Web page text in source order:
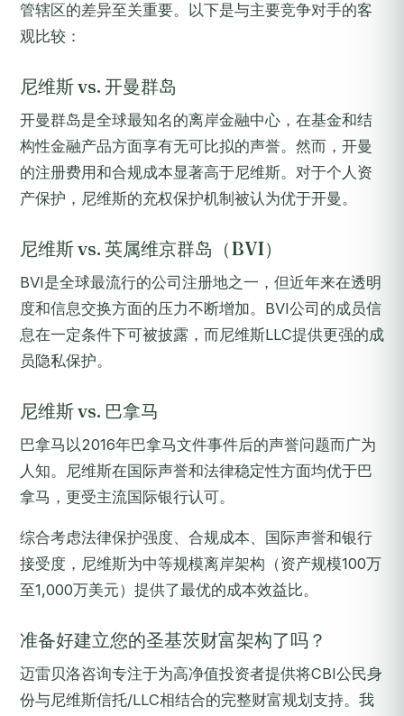
管辖区的差异至关重要。以下是与主要竞争对手的客
观比较：
尼维斯 vs. 开曼群岛
开曼群岛是全球最知名的离岸金融中心，在基金和结
构性金融产品方面享有无可比拟的声誉。然而，开曼
的注册费用和合规成本显著高于尼维斯。对于个人资
产保护，尼维斯的充权保护机制被认为优于开曼。
尼维斯 vs. 英属维京群岛（BVI）
BVI是全球最流行的公司注册地之一，但近年来在透明
度和信息交换方面的压力不断增加。BVI公司的成员信
息在一定条件下可被披露，而尼维斯LLC提供更强的成
员隐私保护。
尼维斯 vs. 巴拿马
巴拿马以2016年巴拿马文件事件后的声誉问题而广为
人知。尼维斯在国际声誉和法律稳定性方面均优于巴
拿马，更受主流国际银行认可。
综合考虑法律保护强度、合规成本、国际声誉和银行
接受度，尼维斯为中等规模离岸架构（资产规模100万
至1,000万美元）提供了最优的成本效益比。
准备好建立您的圣基茨财富架构了吗？
迈雷贝洛咨询专注于为高净值投资者提供将CBI公民身
份与尼维斯信托/LLC相结合的完整财富规划支持。我